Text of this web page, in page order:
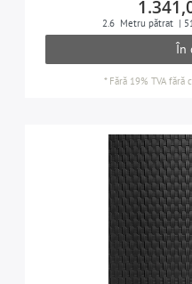
2.6 Metru pătrat |
În
* Fără 19% TVAfără